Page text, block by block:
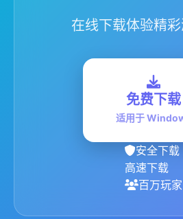
在线下载体验精
免费下载
适用于
安全下载
高速下载
百万玩家